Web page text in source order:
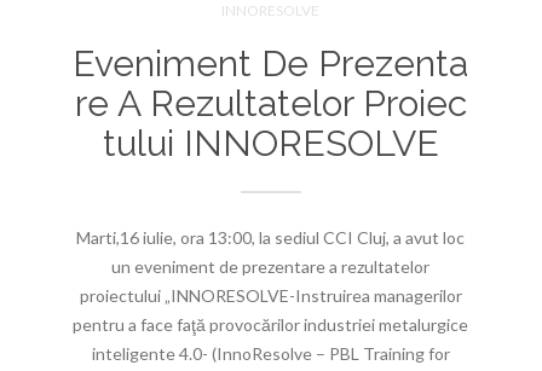
INNORESOLVE
Eveniment De Prezenta
Re A Rezultatelor Proiec
Tului INNORESOLVE
Marti,16 iulie, ora 13:00, la sediul CCI Cluj, a avut loc
un eveniment de prezentare a rezultatelor
proiectului „INNORESOLVE-Instruirea managerilor
pentru a face faţă provocărilor industriei metalurgice
inteligente 4.0- (InnoResolve – PBL Training for